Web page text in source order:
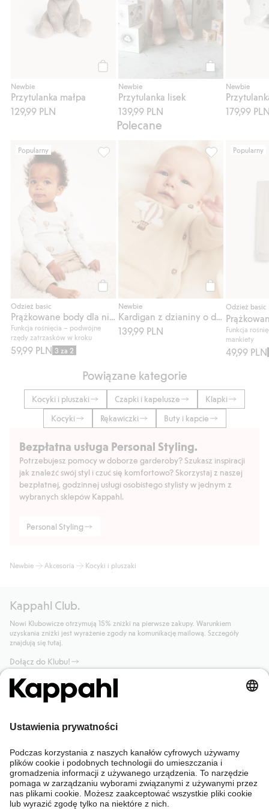
Newbie
Przytulanka małpa
129,99 PLN
Kup
Newbie
Przytulanka lisek
139,99 PLN
Newbie
179,99
Polecane
Popularny
Odzież basic
Funkcja rośnięcia – podwójne
rzędy zatrzasków w kroku
59,99 PLN 3 za 2
Prążkowane body dla niemowląt, we
Kup
Newbie
139,99 PLN
Kardigan z
Popularny
Odzież basic
Funkcja
mankiety
49,99 PLN
Powiązane kategorie
Kocyki i pluszaki Czapki i kapelusze
Klapki
Kocyki
Rękawiczki Buty i kapcie
Bezpłatna usługa Personal Styling.
Potrzebujesz pomocy w doborze garderoby? Szukasz inspiracji
jak znaleźć swój styl i czuć się komfortowo? Skorzystaj z naszej
bezpłatnej, godzinnej usługi osobistego stylisty w jednym z
wybranych sklepów Kappahl.
Personal Styling
Newbie Akcesoria Kocyki i pluszaki
Kappahl Club.
Nowi Klubowicze otrzymują 15% zniżki na pierwsze zakupy. Warunkiem
uzyskania zniżki jest wyrażenie zgody na komunikację mailową. Szczegóły
znajdują się tutaj.
Dołącz do Klubu!
Potrzebujesz pomocy?
Sklep internetowy